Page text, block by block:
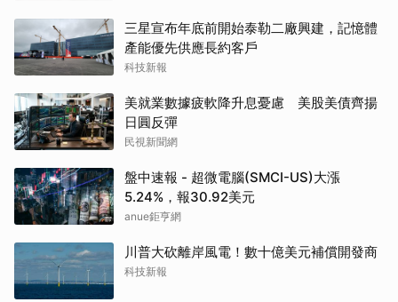
三星宣布年底前開始泰勒二廠興建，記憶體
產能優先供應長約客戶
科技新報
美就業數據疲軟降升息憂慮 美股美債齊揚
日圓反彈
民視新聞網
盤中速報 - 超微電腦(SMCI-US)大漲
5.24%，報30.92美元
anue鉅亨網
川普大砍離岸風電！數十億美元補償開發商
科技新報